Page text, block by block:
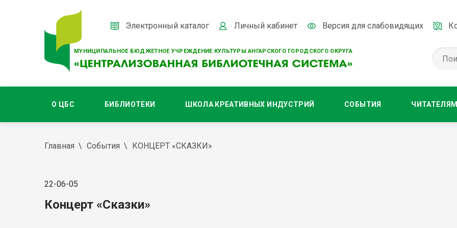
МУНИЦИПАЛЬНОЕ БЮДЖЕТНОЕ УЧРЕЖДЕНИЕ КУЛЬТУРЫ АНГАРСКОГО ГОРОДСКОГО ОКРУГА
Электронный каталог Личный кабинет Версия для слабовидящих
О ЦБС БИБЛИОТЕКИ ШКОЛА КРЕАТИВНЫХ ИНДУСТРИЙ СОБЫТИЯ
Главная События КОНЦЕРТ «СКАЗКИ»
22-06-05
Концерт «Сказки»